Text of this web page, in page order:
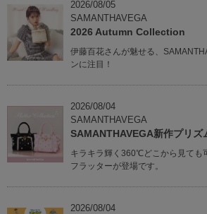
2026/08/05
SAMANTHAVEGA
2026 Autumn Collection
伊藤百花さんが魅せる、
ンに注目！
2026/08/04
SAMANTHAVEGA
SAMANTHAVEGA新作プリズ
キラキラ輝く360℃どこから見ても
フラッターが登場です。
2026/08/04